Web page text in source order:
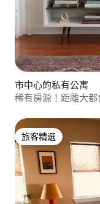
市中心的私有公寓
稀有房源！距離大
旅客精選
旅客精選